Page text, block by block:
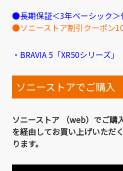
●長期保証＜3年ベーシック＞
●ソニーストア割引クーポン
・BRAVIA 5「XR50シリーズ
ソニーストアでご購入
ソニーストア （web）でご購
を経由してお買い上げいただ
ります。